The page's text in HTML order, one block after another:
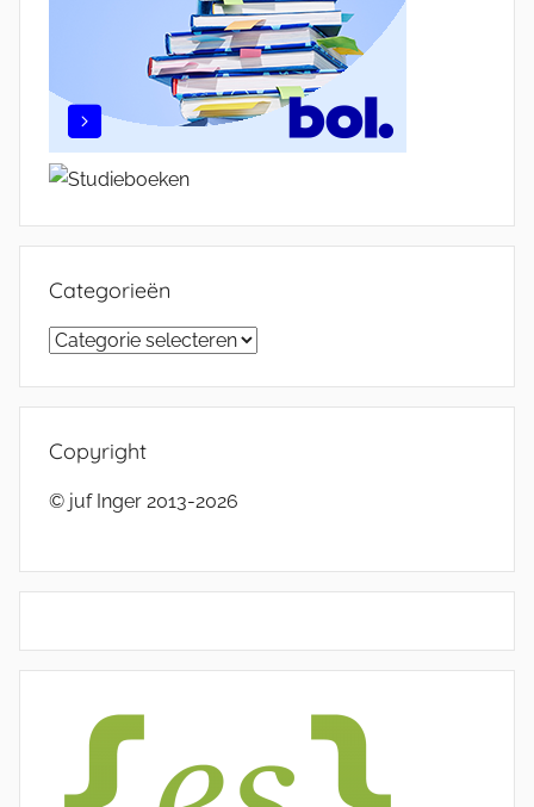
Categorieën
Categorieën
Copyright
© juf Inger 2013-2026